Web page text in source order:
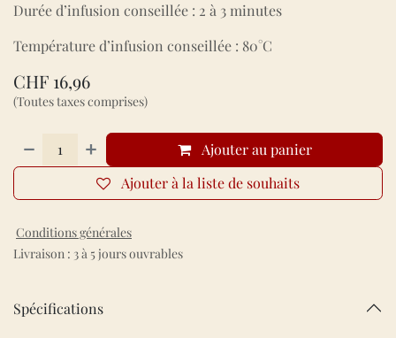
Durée d’infusion conseillée : 2 à 3 minutes
Température d’infusion conseillée : 80°C
CHF 16,96
(Toutes taxes comprises)
Ajouter au panier
Ajouter à la liste de souhaits
Conditions générales
Livraison : 3 à 5 jours ouvrables
Spécifications